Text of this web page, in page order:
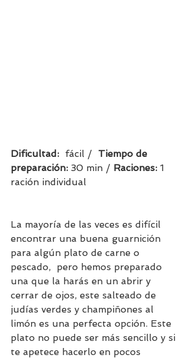
Dificultad: fácil / Tiempo de
preparación: 30 min / Raciones: 1
ración individual
La mayoría de las veces es difícil
encontrar una buena guarnición
para algún plato de carne o
pescado,  pero hemos preparado
una que la harás en un abrir y
cerrar de ojos, este salteado de
judías verdes y champiñones al
limón es una perfecta opción. Este
plato no puede ser más sencillo y si
te apetece hacerlo en pocos